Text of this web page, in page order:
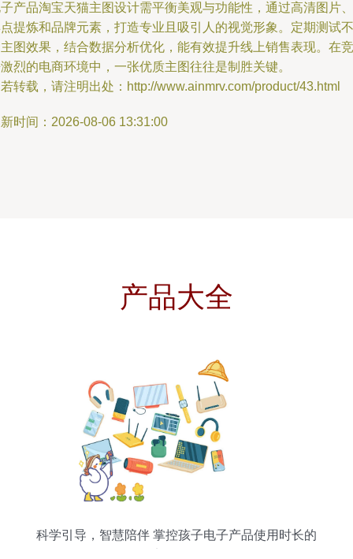
产品淘宝天猫主图设计需平衡美观与功能性，通过高清图片、
提炼和品牌元素，打造专业且吸引人的视觉形象。定期测试不
图效果，结合数据分析优化，能有效提升线上销售表现。在竞
烈的电商环境中，一张优质主图往往是制胜关键。
转载，请注明出处：http://www.ainmrv.com/product/43.html
时间：2026-08-06 13:31:00
产品大全
科学引导，智慧陪伴 掌控孩子电子产品使用时长的